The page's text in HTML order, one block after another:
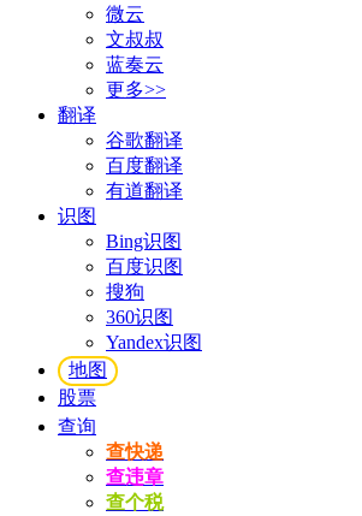
微云
文叔叔
蓝奏云
更多>>
翻译
谷歌翻译
百度翻译
有道翻译
识图
Bing识图
百度识图
搜狗
360识图
Yandex识图
地图
股票
查询
查快递
查违章
查个税